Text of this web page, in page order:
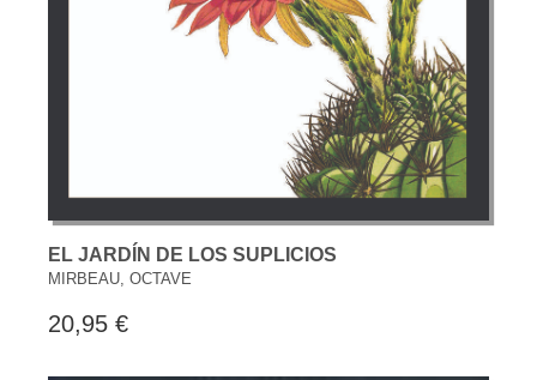
EL JARDÍN DE LOS SUPLICIOS
MIRBEAU, OCTAVE
20,95 €